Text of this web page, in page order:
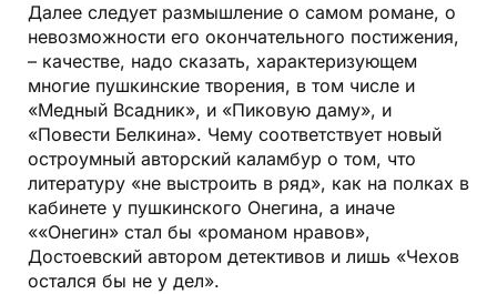
Далее следует размышление о самом романе, о
невозможности его окончательного постижения,
– качестве, надо сказать, характеризующем
многие пушкинские творения, в том числе и
«Медный Всадник», и «Пиковую даму», и
«Повести Белкина». Чему соответствует новый
остроумный авторский каламбур о том, что
литературу «не выстроить в ряд», как на полках в
кабинете у пушкинского Онегина, а иначе
««Онегин» стал бы «романом нравов»,
Достоевский автором детективов и лишь «Чехов
остался бы не у дел».